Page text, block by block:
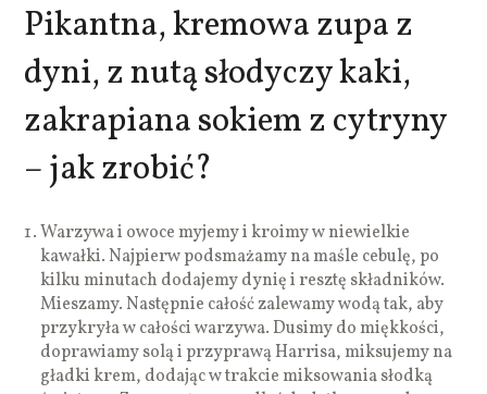
Pikantna, kremowa zupa z
dyni, z nutą słodyczy kaki,
zakrapiana sokiem z cytryny
– jak zrobić?
Warzywa i owoce myjemy i kroimy w niewielkie
kawałki. Najpierw podsmażamy na maśle cebulę, po
kilku minutach dodajemy dynię i resztę składników.
Mieszamy. Następnie całość zalewamy wodą tak, aby
przykryła w całości warzywa. Dusimy do miękkości,
doprawiamy solą i przyprawą Harrisa, miksujemy na
gładki krem, dodając w trakcie miksowania słodką